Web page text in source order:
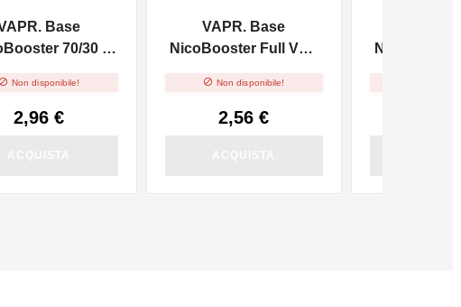
Base
70/30 -
 Non disponibile!
2,96 €
VAPR. Base
NicoBooster Full VG -
 Non disponibile!
2,56 €